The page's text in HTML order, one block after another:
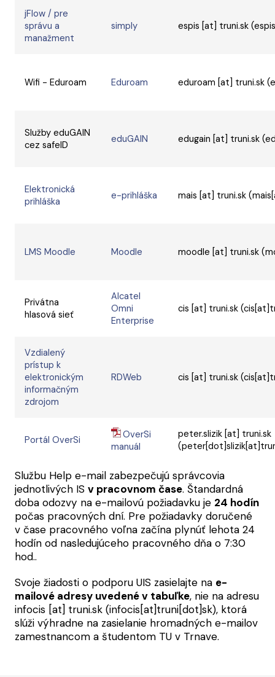
jFlow / pre
správu a
manažment
simply espis [at] truni.sk
Wifi - Eduroam Eduroam eduroam [at] truni.sk
Služby eduGAIN
cez safeID
eduGAIN edugain [at] truni.sk
Elektronická
prihláška
e-prihláška mais [at] truni.sk
LMS Moodle Moodle moodle [at] truni.sk
Privátna
hlasová sieť
Alcatel
Omni
Enterprise
cis [at] truni.sk
Vzdialený
prístup k
elektronickým
informačným
zdrojom
RDWeb cis [at] truni.sk
Portál OverSi
OverSi
manuál
peter.slizik [at] truni.sk
Službu Help e-mail zabezpečujú správcovia
jednotlivých IS v pracovnom čase. Štandardná
doba odozvy na e-mailovú požiadavku je 24 hodín
počas pracovných dní. Pre požiadavky doručené
v čase pracovného voľna začína plynúť lehota 24
hodín od nasledujúceho pracovného dňa o 7:30
hod..
Svoje žiadosti o podporu UIS zasielajte na e-
mailové adresy uvedené v tabuľke, nie na adresu
infocis [at] truni.sk (infocis[at]truni[dot]sk), ktorá
slúži výhradne na zasielanie hromadných e-mailov
zamestnancom a študentom TU v Trnave.